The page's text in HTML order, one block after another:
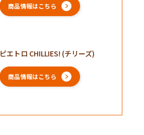
商品情報はこちら
ピエトロ CHILLIES! (チリーズ)
商品情報はこちら